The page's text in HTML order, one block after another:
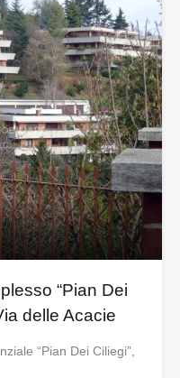
“Pian Dei
delle Acacie
“Pian Dei Ciliegi”,